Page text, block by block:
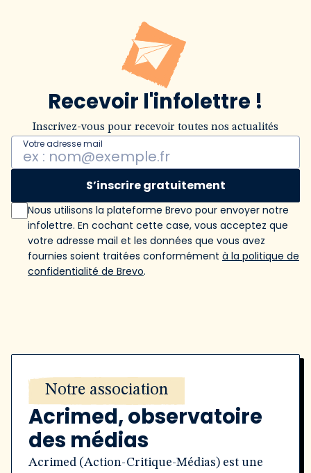
Recevoir l'infolettre !
Inscrivez-vous pour recevoir toutes nos actualités
Votre adresse mail
S’inscrire gratuitement
Nous utilisons la plateforme Brevo pour envoyer notre
infolettre. En cochant cette case, vous acceptez que
votre adresse mail et les données que vous avez
fournies soient traitées conformément à la politique de
confidentialité de Brevo.
Notre association
Acrimed, observatoire
des médias
Acrimed (Action-Critique-Médias) est une